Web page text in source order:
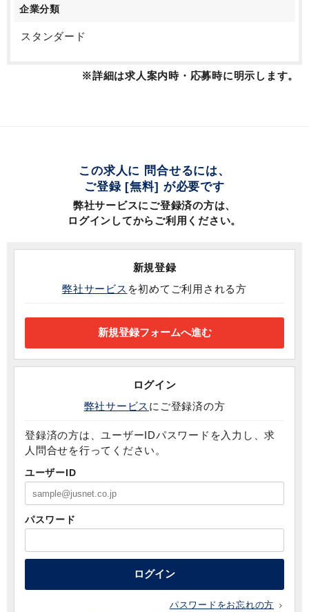
企業分類
スタンダード
※詳細は求人案内時・応募時に明示します。
この求人に 問合せるには、
ご登録 [無料] が必要です
弊社サービスにご登録済の方は、
ログインしてからご利用ください。
新規登録
弊社サービス を初めてご利用される方
ログイン
弊社サービス にご登録済の方
登録済の方は、ユーザーIDパスワードを入力し、求
人問合せを行ってください。
ユーザーID
パスワード
ログイン
パスワードをお忘れの方